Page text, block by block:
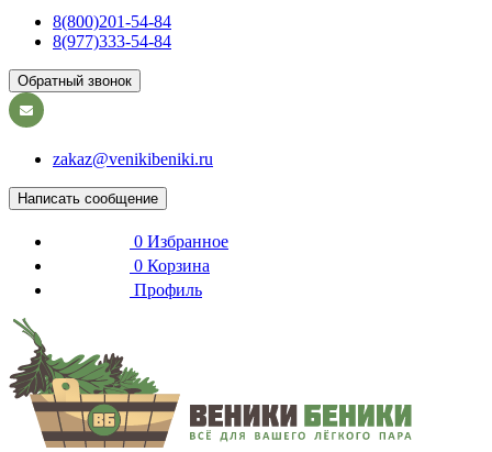
8(800)201-54-84
8(977)333-54-84
Обратный звонок
zakaz@venikibeniki.ru
Написать сообщение
0 Избранное
0 Корзина
Профиль